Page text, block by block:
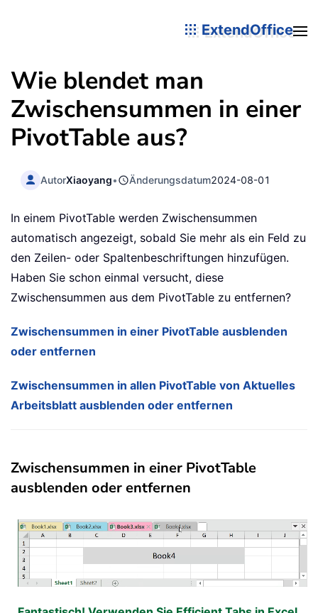
ExtendOffice
Wie blendet man
Zwischensummen in einer
PivotTable aus?
AutorXiaoyang• Änderungsdatum2024-08-01
In einem PivotTable werden Zwischensummen
automatisch angezeigt, sobald Sie mehr als ein Feld zu
den Zeilen- oder Spaltenbeschriftungen hinzufügen.
Haben Sie schon einmal versucht, diese
Zwischensummen aus dem PivotTable zu entfernen?
Zwischensummen in einer PivotTable ausblenden
oder entfernen
Zwischensummen in allen PivotTable von Aktuelles
Arbeitsblatt ausblenden oder entfernen
Zwischensummen in einer PivotTable
ausblenden oder entfernen